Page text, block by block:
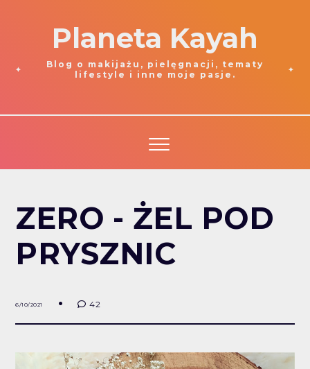
Planeta Kayah
Blog o makijażu, pielęgnacji, tematy
lifestyle i inne moje pasje.
ZERO - ŻEL POD
PRYSZNIC
6/10/2021 42